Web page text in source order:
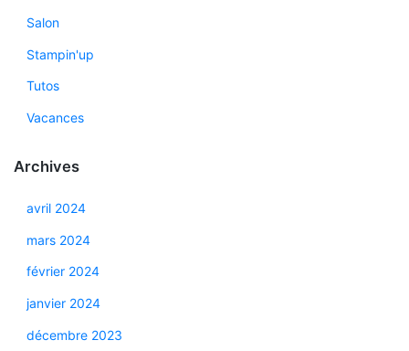
Salon
Stampin'up
Tutos
Vacances
Archives
avril 2024
mars 2024
février 2024
janvier 2024
décembre 2023